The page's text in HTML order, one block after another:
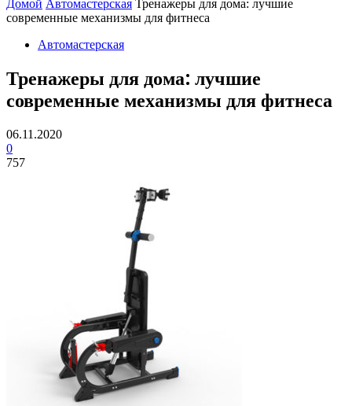
Домой Автомастерская Тренажеры для дома: лучшие
современные механизмы для фитнеса
Автомастерская
Тренажеры для дома: лучшие
современные механизмы для фитнеса
06.11.2020
0
757